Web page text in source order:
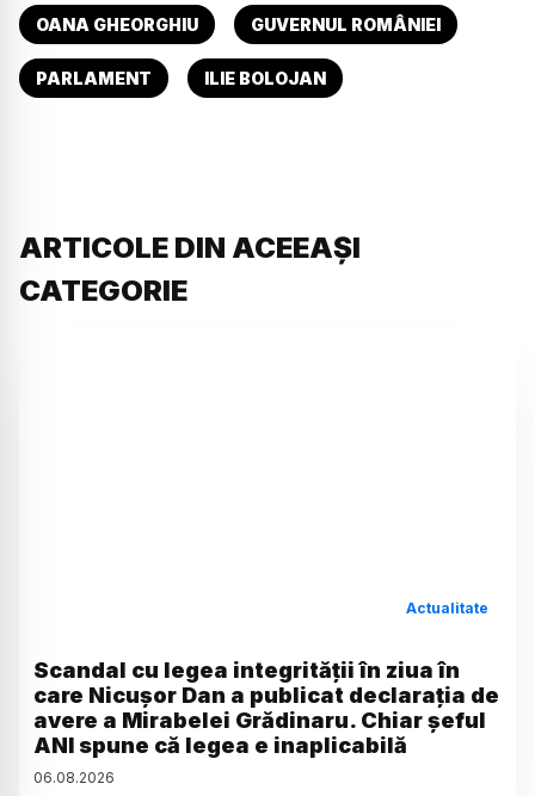
OANA GHEORGHIU GUVERNUL ROMÂNIEI
PARLAMENT ILIE BOLOJAN
ARTICOLE DIN ACEEAȘI
CATEGORIE
Actualitate
Scandal cu legea integrității în ziua în
care Nicușor Dan a publicat declarația de
avere a Mirabelei Grădinaru. Chiar șeful
ANI spune că legea e inaplicabilă
06.08.2026